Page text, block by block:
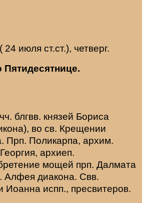
24 июля ст.ст.), четверг.
блгвв. князей Бориса
), во св. Крещении
Прп. Поликарпа, архим.
Георгия, архиеп.
мощей прп. Далмата
Алфея диакона. Свв.
Иоанна испп., пресвитеров.